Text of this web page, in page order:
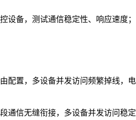
设备，测试通信稳定性、响应速
置，多设备并发访问频繁掉线，
通信无缝衔接，多设备并发访问稳